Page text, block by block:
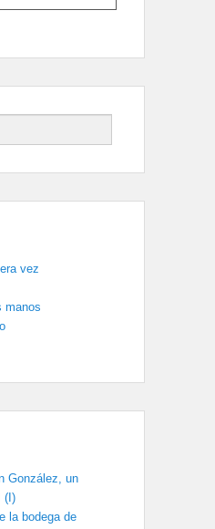
vez
manos
González, un
(I)
la bodega de